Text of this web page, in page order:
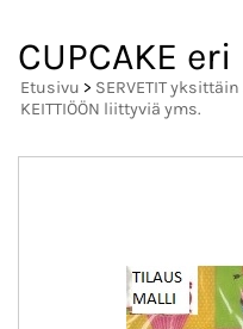
CUPCAKE
Etusivu > SERVETIT yksittäin
KEITTIÖÖN liittyviä yms.